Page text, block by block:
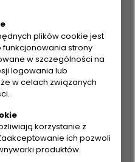
plików cookie jest
strony
w szczególności na
logowania lub
w celach związanych
korzystanie z
ich pozwoli
produktów.